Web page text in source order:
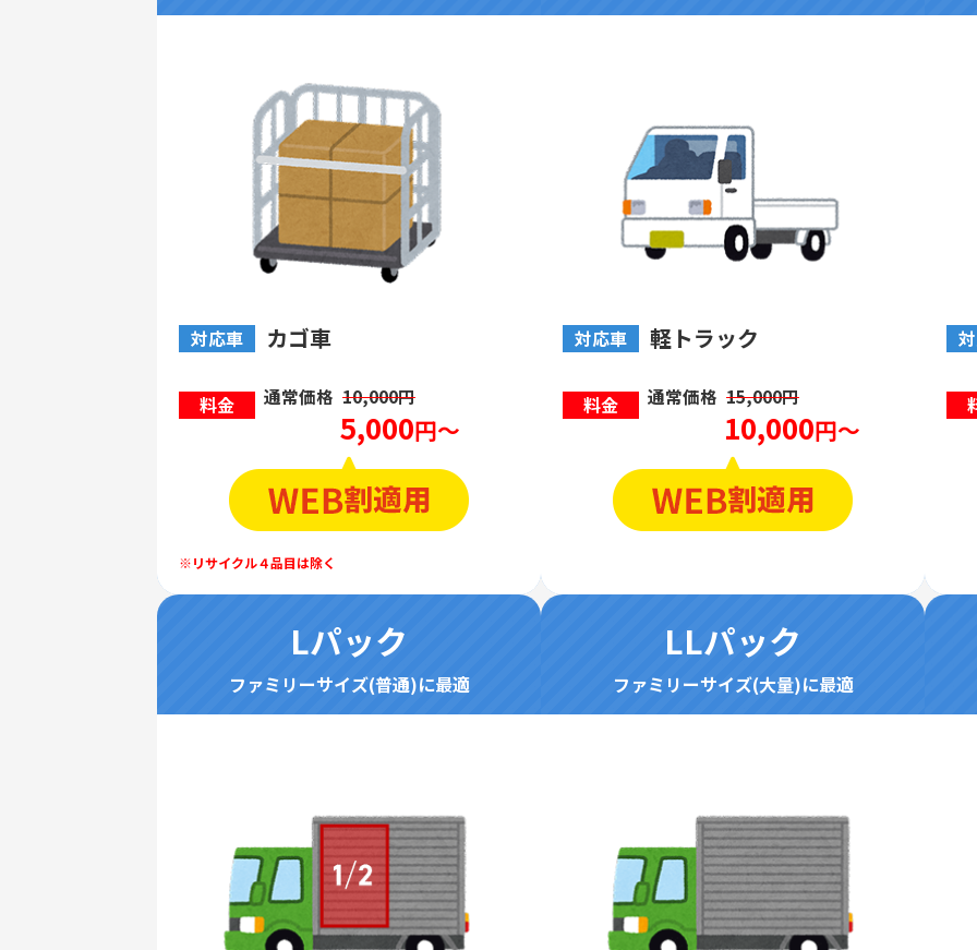
対応車 カゴ車
料金 通常価格 10,000円
5,000円～
対応車 軽トラック
料金 通常価格 15,000円
10,000円～
Lパック
ファミリーサイズ(普通)に最適
LLパック
ファミリーサイズ(大量)に最適